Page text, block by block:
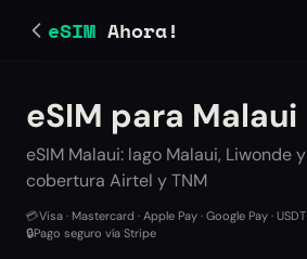
eSIM Ahora!
eSIM para Malaui
eSIM Malaui: lago Malaui, Liwonde
cobertura Airtel y TNM
💳Visa · Mastercard · Apple Pay · Google Pay · USDT
🔒Pago seguro vía Stripe